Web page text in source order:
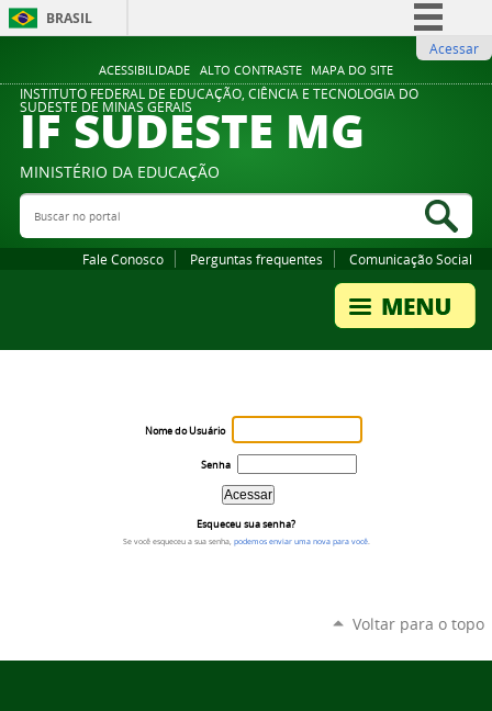
ACESSIBILIDADE ALTO CONTRASTE MAPA DO SITE
BRASIL
Comunica BR
Participe
Legislação
Acessar
INSTITUTO FEDERAL DE EDUCAÇÃO, CIÊNCIA E TECNOLOGIA DO
SUDESTE DE MINAS GERAIS
IF SUDESTE MG
MINISTÉRIO DA EDUCAÇÃO
Buscar no portal
Fale Conosco Perguntas frequentes Comunicação Social
Nome do Usuário
Senha
Esqueceu sua senha?
Se você esqueceu a sua senha, podemos enviar uma nova para você.
Voltar para o topo